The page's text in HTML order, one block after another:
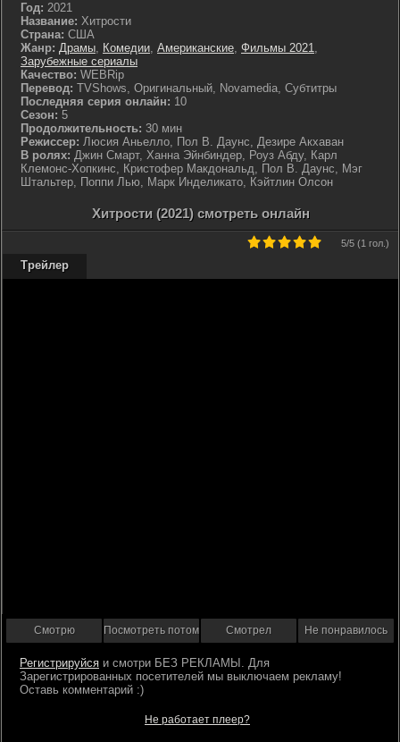
Год: 2021
Название: Хитрости
Страна: США
Жанр: Драмы, Комедии, Американские, Фильмы 2021,
Зарубежные сериалы
Качество: WEBRip
Перевод: TVShows, Оригинальный, Novamedia, Субтитры
Последняя серия онлайн: 10
Сезон: 5
Продолжительность: 30 мин
Режиссер: Люсия Аньелло, Пол В. Даунс, Дезире Акхаван
В ролях: Джин Смарт, Ханна Эйнбиндер, Роуз Абду, Карл
Клемонс-Хопкинс, Кристофер Макдональд, Пол В. Даунс, Мэг
Штальтер, Поппи Лью, Марк Инделикато, Кэйтлин Олсон
Хитрости (2021) смотреть онлайн
5/5 (1 гол. )
Трейлер
Смотрю Посмотреть потом Смотрел Не понравилось
Регистрируйся
Не работает плеер?